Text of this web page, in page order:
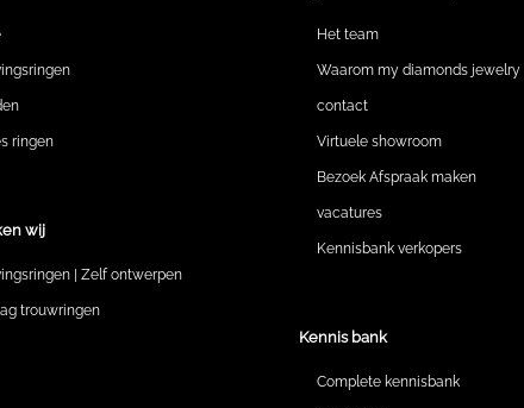
ringen
wij
| Zelf ontwerpen
trouwringen
Het team
Waarom my diamonds jewelry
contact
Virtuele showroom
Bezoek Afspraak maken
vacatures
Kennisbank verkopers
Kennis bank
Complete kennisbank